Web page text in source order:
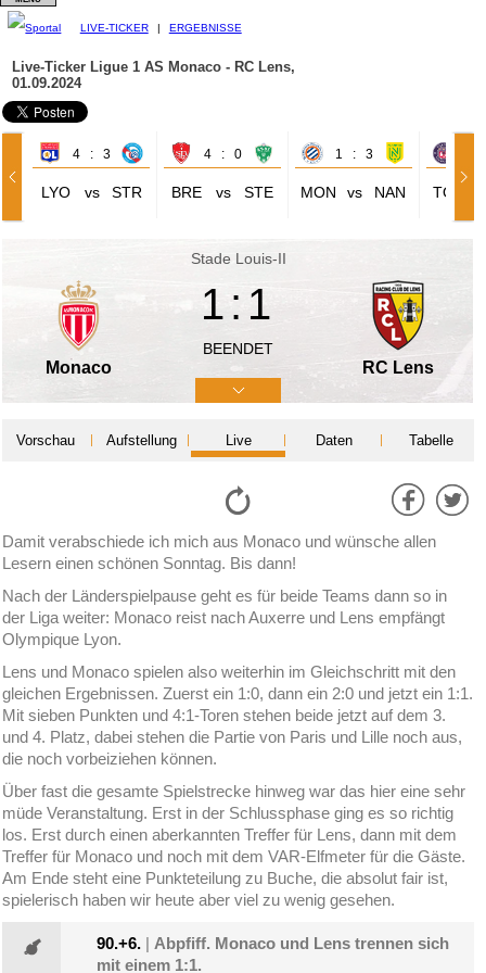
LIVE-TICKER | ERGEBNISSE
Live-Ticker Ligue 1 AS Monaco - RC Lens,
01.09.2024
4 : 3
LYO vs STR
4 : 0
BRE vs STE
1 : 3
MON vs NAN TOU
Stade Louis-II
Monaco
1:1
BEENDET
RC Lens
Vorschau Aufstellung Live Daten Tabelle
Damit verabschiede ich mich aus Monaco und wünsche allen
Lesern einen schönen Sonntag. Bis dann!
Nach der Länderspielpause geht es für beide Teams dann so in
der Liga weiter: Monaco reist nach Auxerre und Lens empfängt
Olympique Lyon.
Lens und Monaco spielen also weiterhin im Gleichschritt mit den
gleichen Ergebnissen. Zuerst ein 1:0, dann ein 2:0 und jetzt ein 1:1.
Mit sieben Punkten und 4:1-Toren stehen beide jetzt auf dem 3.
und 4. Platz, dabei stehen die Partie von Paris und Lille noch aus,
die noch vorbeiziehen können.
Über fast die gesamte Spielstrecke hinweg war das hier eine sehr
müde Veranstaltung. Erst in der Schlussphase ging es so richtig
los. Erst durch einen aberkannten Treffer für Lens, dann mit dem
Treffer für Monaco und noch mit dem VAR-Elfmeter für die Gäste.
Am Ende steht eine Punkteteilung zu Buche, die absolut fair ist,
spielerisch haben wir heute aber viel zu wenig gesehen.
90.+6. | Abpfiff. Monaco und Lens trennen sich
mit einem 1:1.